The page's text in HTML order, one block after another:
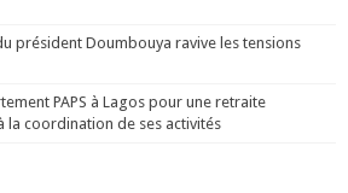
président Doumbouya ravive les tensions
PAPS à Lagos pour une retraite
la coordination de ses activités